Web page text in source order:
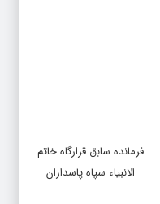
فرمانده سابق قرارگاه خاتم
الانبیاء سپاه پاسداران